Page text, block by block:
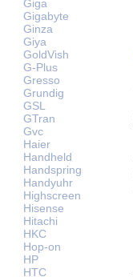
Giga
Gigabyte
Ginza
Giya
GoldVish
G-Plus
Gresso
Grundig
GSL
GTran
Gvc
Haier
Handheld
Handspring
Handyuhr
Highscreen
Hisense
Hitachi
HKC
Hop-on
HP
HTC